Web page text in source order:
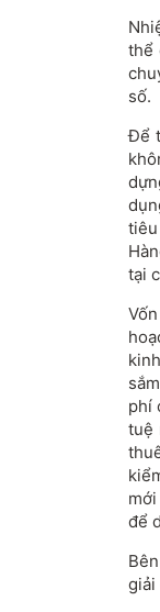
thể
số.
Để
tại
phí
tuệ
để
giải